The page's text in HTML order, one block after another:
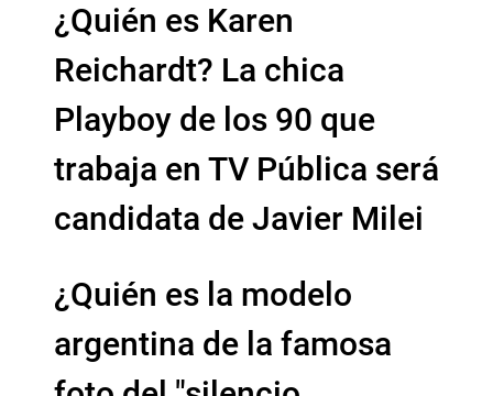
¿Quién es Karen
Reichardt? La chica
Playboy de los 90 que
trabaja en TV Pública será
candidata de Javier Milei
¿Quién es la modelo
argentina de la famosa